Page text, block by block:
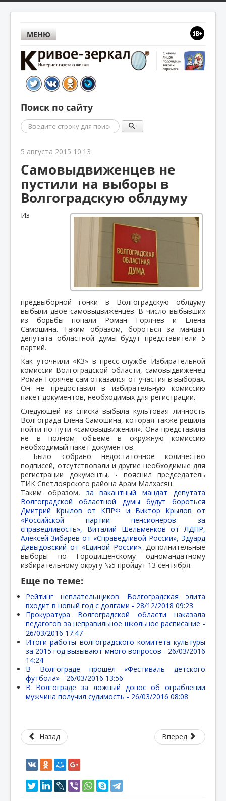
МЕНЮ
Поиск по сайту
Поиск
5 августа 2015 10:13
Самовыдвиженцев не
пустили на выборы в
Волгоградскую облдуму
Из
предвыборной гонки в Волгоградскую облдуму
выбыли двое самовыдвиженцев. В число выбывших
из борьбы попали Роман Горячев и Елена
Самошина. Таким образом, бороться за мандат
депутата областной думы будут представители 5
партий.
Как уточнили «КЗ» в пресс-службе Избирательной
комиссии Волгоградской области, самовыдвиженец
Роман Горячев сам отказался от участия в выборах.
Он не предоставил в избирательную комиссию
пакет документов, необходимых для регистрации.
Следующей из списка выбыла культовая личность
Волгограда Елена Самошина, которая также решила
пойти по пути «самовыдвижения». Она представила
не в полном объеме в окружную комиссию
необходимый пакет документов.
- Было собрано недостаточное количество
подписей, отсутствовали и другие необходимые для
регистрации документы, - пояснил председатель
ТИК Светлоярского района Арам Малхасян.
Таким образом, за вакантный мандат депутата
Волгоградской областной думы будут бороться
Дмитрий Крылов от КПРФ и Виктор Крылов от
«Российской партии пенсионеров за
справедливость», Виталий Шельменков от ЛДПР,
Алексей Зибарев от «Справедливой России», Эдуард
Давыдовский от «Единой России». Дополнительные
выборы по Городищенскому одномандатному
избирательному округу №5 пройдут 13 сентября.
Еще по теме:
Рейтинг неплательщиков: Волгоградская элита
входит в новый год с долгами - 28/12/2018 09:23
Прокуратура Волгоградской области наказала
педагогов за неправильное школьное расписание -
26/03/2016 17:47
Итоги работы волгоградского комитета культуры
за 2015 год вызывают много вопросов - 26/03/2016
14:24
В Волгограде прошел «Фестиваль детского
футбола» - 26/03/2016 13:56
В Волгограде за ложный донос об ограблении
мужчина получил судимость - 26/03/2016 08:08
Назад Вперед